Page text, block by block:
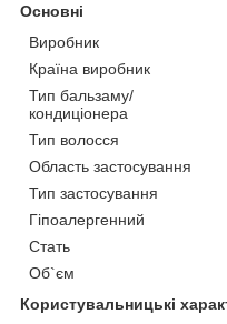
Основні
Виробник
Країна виробник
Тип бальзаму/
кондиціонера
Тип волосся
Область застосування
Тип застосування
Гіпоалергенний
Стать
Об`єм
Користувальницькі